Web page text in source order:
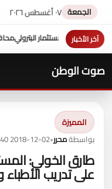
الجمعة ٠٧ أغسطس ٢٠٢٦
آخر الأخبار
على منحة 10 ملايين دولار تعزز التنمية بالمحافظة
صوت الوطن
المميزة
بواسطةمحرر•
2018-12-02 08:40
طارق الخولي:
على تدريب